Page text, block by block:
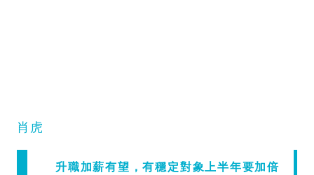
肖虎
升職加薪有望，有穩定對象上半年要加倍